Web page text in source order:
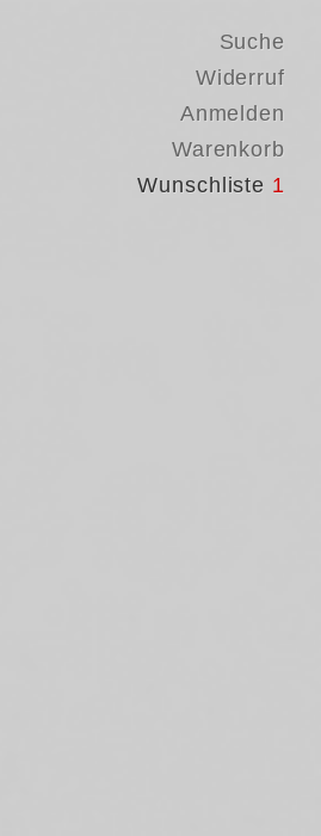
Suche
Widerruf
Anmelden
Warenkorb
Wunschliste 1